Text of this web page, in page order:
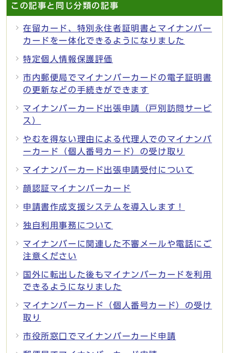
この記事と同じ分類の記事
在留カード、特別永住者証明書とマイナンバー
カードを一体化できるようになりました
特定個人情報保護評価
市内郵便局でマイナンバーカードの電子証明書
の更新などの手続きができます
マイナンバーカード出張申請（戸別訪問サービ
ス）
やむを得ない理由による代理人でのマイナンバ
ーカード（個人番号カード）の受け取り
マイナンバーカード出張申請受付について
顔認証マイナンバーカード
申請書作成支援システムを導入します！
独自利用事務について
マイナンバーに関連した不審メールや電話にご
注意ください
国外に転出した後もマイナンバーカードを利用
できるようになりました
マイナンバーカード（個人番号カード）の受け
取り
市役所窓口でマイナンバーカード申請